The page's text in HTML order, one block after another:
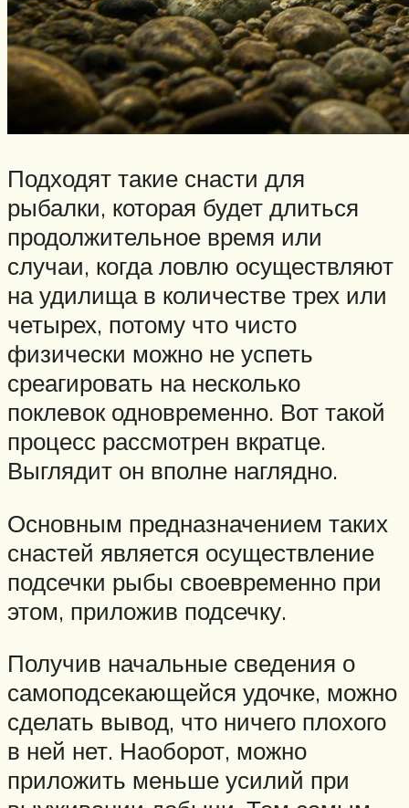
Подходят такие снасти для
рыбалки, которая будет длиться
продолжительное время или
случаи, когда ловлю осуществляют
на удилища в количестве трех или
четырех, потому что чисто
физически можно не успеть
среагировать на несколько
поклевок одновременно. Вот такой
процесс рассмотрен вкратце.
Выглядит он вполне наглядно.
Основным предназначением таких
снастей является осуществление
подсечки рыбы своевременно при
этом, приложив подсечку.
Получив начальные сведения о
самоподсекающейся удочке, можно
сделать вывод, что ничего плохого
в ней нет. Наоборот, можно
приложить меньше усилий при